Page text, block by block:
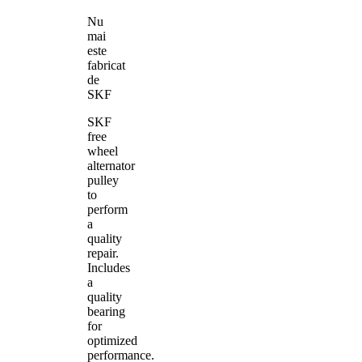
Nu
mai
este
fabricat
de
SKF
SKF
free
wheel
alternator
pulley
to
perform
a
quality
repair.
Includes
a
quality
bearing
for
optimized
performance.